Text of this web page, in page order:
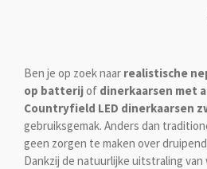
Ben je op zoek naar realistische
op batterijof dinerkaarsen met
Countryfield LED dinerkaarsen
gebruiksgemak. Anders dan
geen zorgen te maken over
Dankzij de natuurlijke uitstraling van